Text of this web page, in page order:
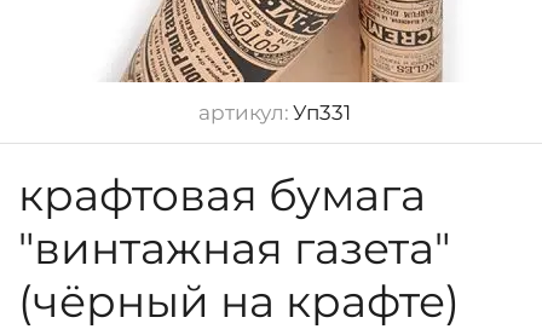
артикул: Уп331
крафтовая бумага
"винтажная газета"
(чёрный на крафте)